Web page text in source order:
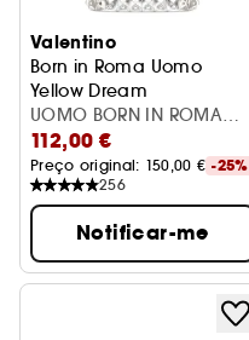
Valentino
Born in Roma Uomo
Yellow Dream
Eau de Toilette
UOMO BORN IN ROMA
YELLOW DREAM 100ML
112,00 €
Preço original: 150,00 € -25%
256
Notificar-me